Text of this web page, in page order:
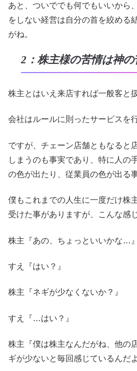
あと、ついででも何でもいいから
をしない経営は自分の首を絞める
がね。
2：株主様の苦情は神の
株主とはいえ来店すれば一般客と
会社はルールに則ったサービスを
ですが、チェーン店舗ともなると
しまうのも事実であり、特に人の
の色が出たり、従業員の色が出る
僕もこれまでの人生に一度だけ株
受けた事がありますが、こんな感
株主『あの、ちょっといいかな…』
すえ『はい？』
株主『ネギが少なくないか？』
すえ『…はい？』
株主『僕は株主なんだがね、他の
ギが少ないと毎回感じているんだよ